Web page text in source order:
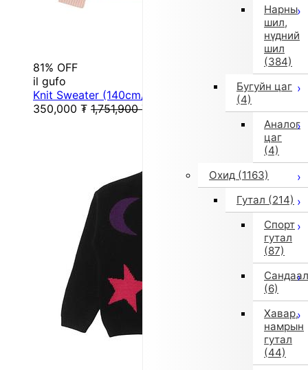
Нарны
шил,
нүдний
шил
(384)
Бугуйн цаг
(4)
Аналог
цаг
(4)
Охид (1163)
Гутал (214)
Спорт
гутал
(87)
Сандаал
(6)
Хавар,
намрын
гутал
(44)
81% OFF
il gufo
Knit Sweater (140cm/Pink)
350,000 ₮ 1,751,900 ₮